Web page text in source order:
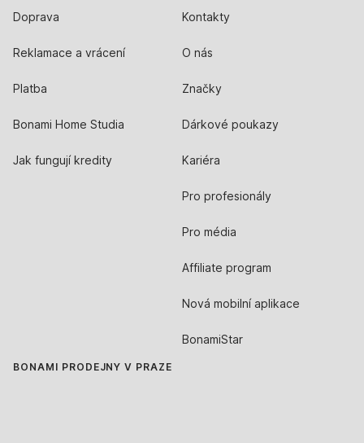
Doprava
Reklamace a vrácení
Platba
Bonami Home Studia
Jak fungují kredity
Kontakty
O nás
Značky
Dárkové poukazy
Kariéra
Pro profesionály
Pro média
Affiliate program
Nová mobilní aplikace
BonamiStar
BONAMI PRODEJNY V PRAZE